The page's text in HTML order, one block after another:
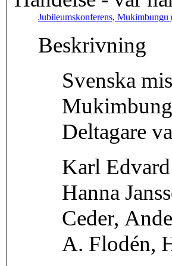
Jubileumskonferens, Mukimbungu
Beskrivning
Svenska
Deltagare
Karl
Hanna
Ceder,
A. Flodén,